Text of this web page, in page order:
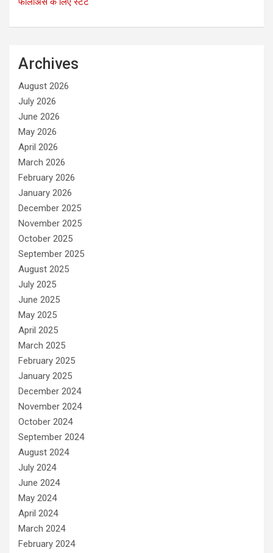
Archives
August 2026
July 2026
June 2026
May 2026
April 2026
March 2026
February 2026
January 2026
December 2025
November 2025
October 2025
September 2025
August 2025
July 2025
June 2025
May 2025
April 2025
March 2025
February 2025
January 2025
December 2024
November 2024
October 2024
September 2024
August 2024
July 2024
June 2024
May 2024
April 2024
March 2024
February 2024